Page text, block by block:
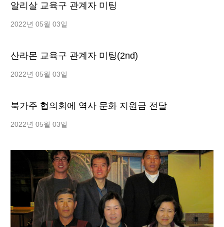
알리살 교육구 관계자 미팅
2022년 05월 03일
산라몬 교육구 관계자 미팅(2nd)
2022년 05월 03일
북가주 협의회에 역사 문화 지원금 전달
2022년 05월 03일